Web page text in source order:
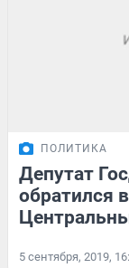
ПОЛИТИКА
Депутат
обратился
5 сентября, 2019,